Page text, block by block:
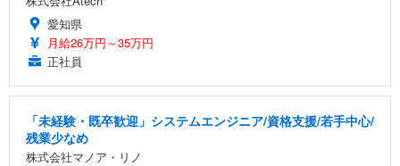
愛知県
月給26万円～35万円
正社員
「未経験・既卒歓迎」システムエンジニア/資格支援/若手中心/
残業少なめ
株式会社マノア・リノ